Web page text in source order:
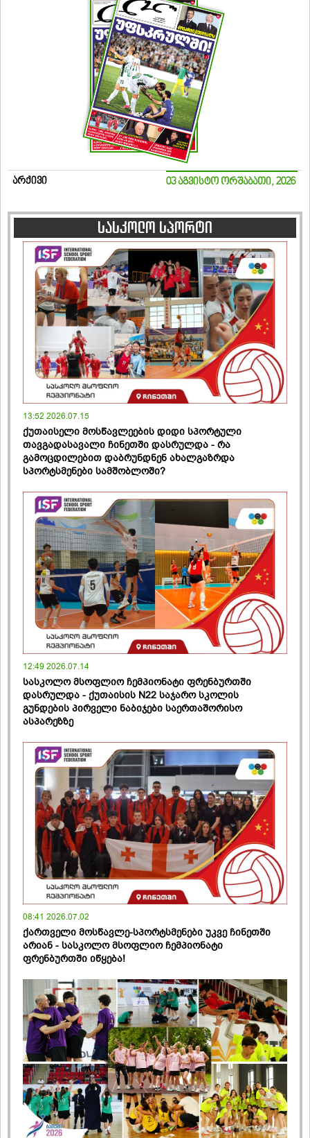
არქივი 03 აგვისტო ორშაბათი, 2026
სასკოლო სპორტი
13:52 2026.07.15
ქუთაისელი მოსწავლეების დიდი სპორტული
თავგადასავალი ჩინეთში დასრულდა - რა
გამოცდილებით დაბრუნდნენ ახალგაზრდა
სპორტსმენები სამშობლოში?
12:49 2026.07.14
სასკოლო მსოფლიო ჩემპიონატი ფრენბურთში
დასრულდა - ქუთაისის N22 საჯარო სკოლის
გუნდების პირველი ნაბიჯები საერთაშორისო
ასპარეზზე
08:41 2026.07.02
ქართველი მოსწავლე-სპორტსმენები უკვე ჩინეთში
არიან - სასკოლო მსოფლიო ჩემპიონატი
ფრენბურთში იწყება!